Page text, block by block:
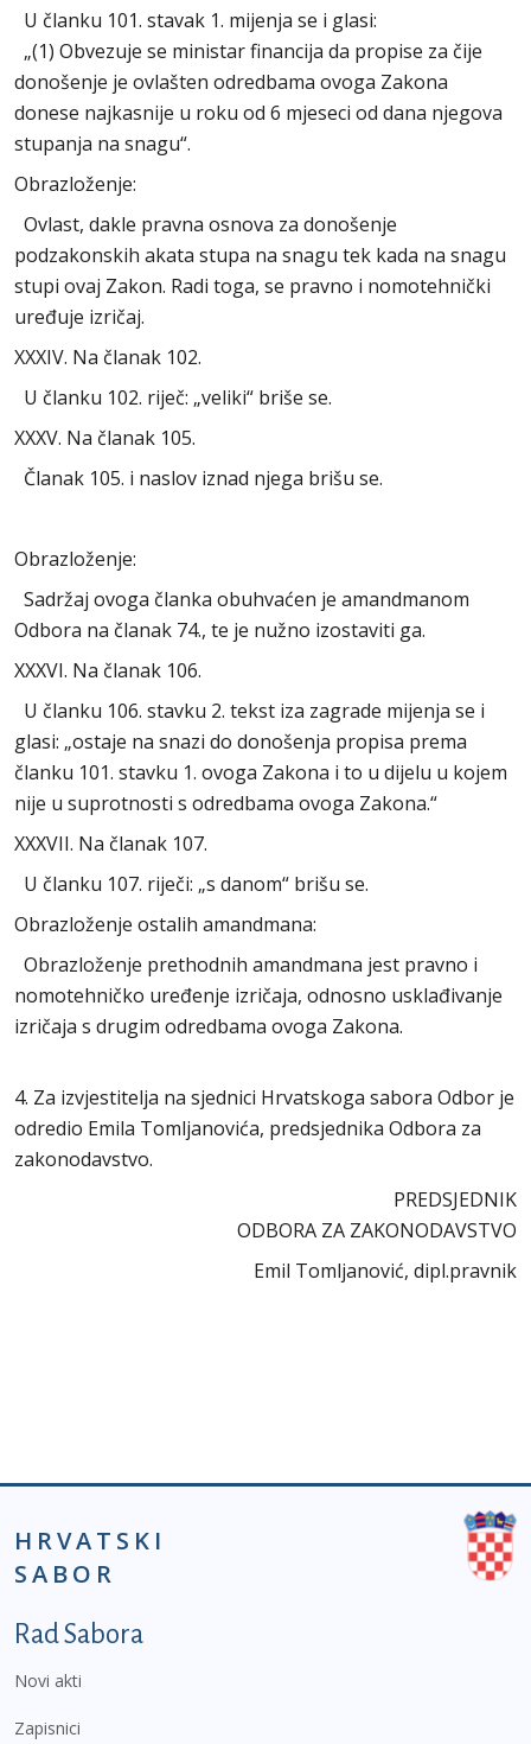
U članku 101. stavak 1. mijenja se i glasi:
„(1) Obvezuje se ministar financija da propise za čije
donošenje je ovlašten odredbama ovoga Zakona
donese najkasnije u roku od 6 mjeseci od dana njegova
stupanja na snagu“.
Obrazloženje:
Ovlast, dakle pravna osnova za donošenje
podzakonskih akata stupa na snagu tek kada na snagu
stupi ovaj Zakon. Radi toga, se pravno i nomotehnički
uređuje izričaj.
XXXIV. Na članak 102.
U članku 102. riječ: „veliki“ briše se.
XXXV. Na članak 105.
Članak 105. i naslov iznad njega brišu se.
Obrazloženje:
Sadržaj ovoga članka obuhvaćen je amandmanom
Odbora na članak 74., te je nužno izostaviti ga.
XXXVI. Na članak 106.
U članku 106. stavku 2. tekst iza zagrade mijenja se i
glasi: „ostaje na snazi do donošenja propisa prema
članku 101. stavku 1. ovoga Zakona i to u dijelu u kojem
nije u suprotnosti s odredbama ovoga Zakona.“
XXXVII. Na članak 107.
U članku 107. riječi: „s danom“ brišu se.
Obrazloženje ostalih amandmana:
Obrazloženje prethodnih amandmana jest pravno i
nomotehničko uređenje izričaja, odnosno usklađivanje
izričaja s drugim odredbama ovoga Zakona.
4. Za izvjestitelja na sjednici Hrvatskoga sabora Odbor je
odredio Emila Tomljanovića, predsjednika Odbora za
zakonodavstvo.
PREDSJEDNIK
ODBORA ZA ZAKONODAVSTVO
Emil Tomljanović, dipl.pravnik
HRVATSKI
SABOR
Podnožje prvi izbornik
Rad Sabora
Novi akti
Zapisnici